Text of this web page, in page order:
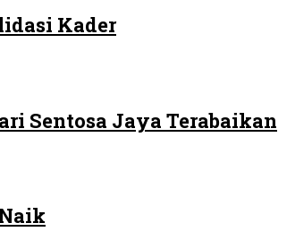
Kader
Sentosa Jaya Terabaikan